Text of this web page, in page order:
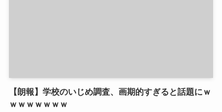
【朗報】学校のいじめ調査、画期的すぎると話題にｗ
ｗｗｗｗｗｗｗ